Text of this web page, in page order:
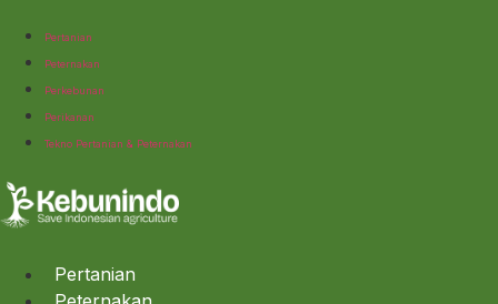
Pertanian
Peternakan
Perkebunan
Perikanan
Tekno Pertanian & Peternakan
Pertanian